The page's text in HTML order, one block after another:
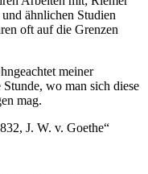
ähnlichen Studien
oft auf die Grenzen
meiner
wo man sich diese
mag.
J. W. v. Goethe“